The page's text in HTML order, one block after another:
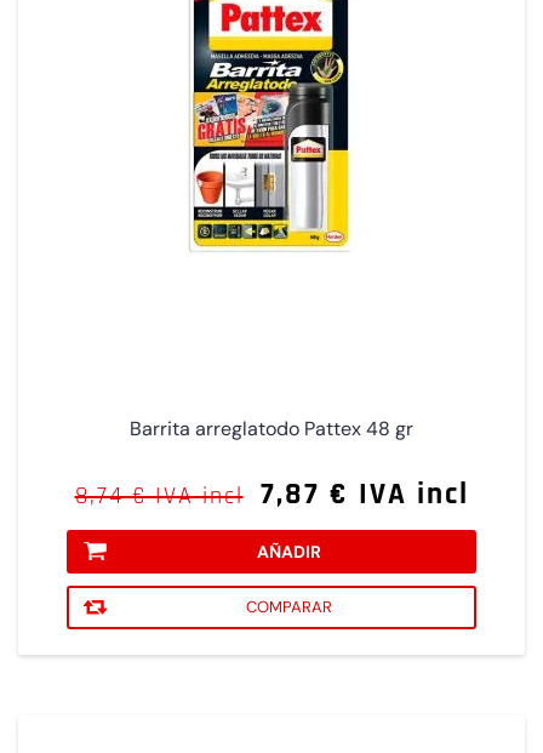
Barrita arreglatodo Pattex 48 gr
8,74 € IVA incl 7,87 € IVA incl
AÑADIR
COMPARAR